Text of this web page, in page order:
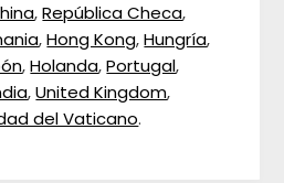
,República Checa,
,Hong Kong,Hungría,
,Holanda,Portugal,
,United Kingdom,
del Vaticano.